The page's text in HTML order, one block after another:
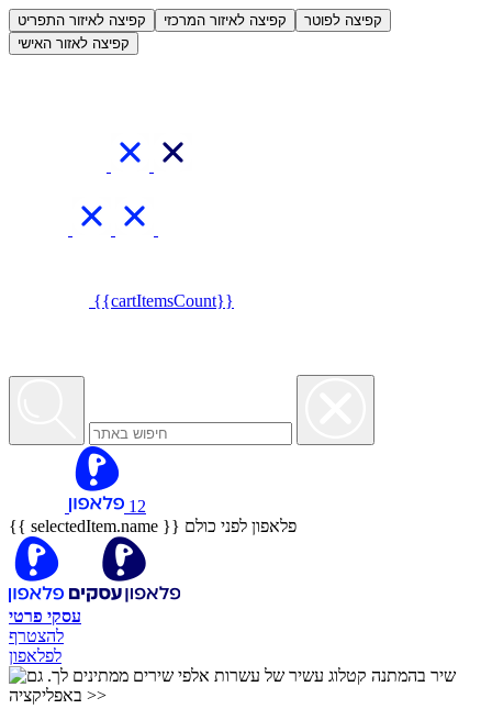
קפיצה לאיזור התפריט קפיצה לאיזור המרכזי
קפיצה לפוטר
קפיצה לאזור האישי
{{cartItemsCount}}
12
{{ selectedItem.name }} פלאפון לפני כולם
עסקי פרטי
להצטרף
לפלאפון